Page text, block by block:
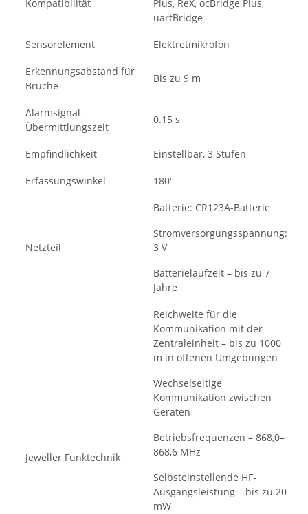
Kompatibilität
Plus, ReX, ocBridge Plus,
uartBridge
Sensorelement Elektretmikrofon
Erkennungsabstand für
Brüche
Bis zu 9 m
Alarmsignal-
Übermittlungszeit
0.15 s
Empfindlichkeit Einstellbar, 3 Stufen
Erfassungswinkel 180°
Netzteil
Batterie: CR123A-Batterie
Stromversorgungsspannung:
3 V
Batterielaufzeit – bis zu 7
Jahre
Jeweller Funktechnik
Reichweite für die
Kommunikation mit der
Zentraleinheit – bis zu 1000
m in offenen Umgebungen
Wechselseitige
Kommunikation zwischen
Geräten
Betriebsfrequenzen – 868,0–
868,6 MHz
Selbsteinstellende HF-
Ausgangsleistung – bis zu 20
mW